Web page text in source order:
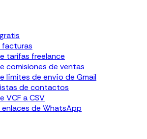
facturas
tarifas freelance
comisiones de ventas
límites de envío de Gmail
de contactos
VCF a CSV
de WhatsApp